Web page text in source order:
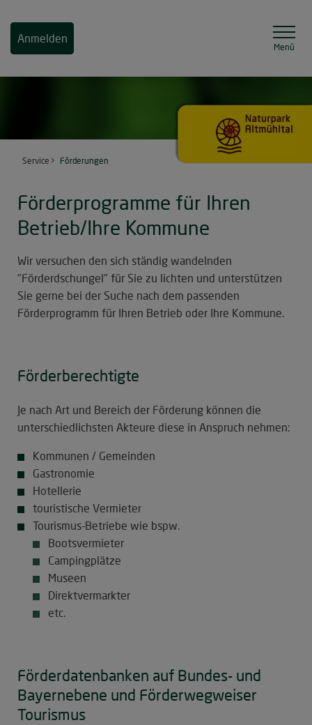
Anmelden
Menü
Service Förderungen
Förderprogramme für Ihren
Betrieb/Ihre Kommune
Wir versuchen den sich ständig wandelnden
"Förderdschungel" für Sie zu lichten und unterstützen
Sie gerne bei der Suche nach dem passenden
Förderprogramm für Ihren Betrieb oder Ihre Kommune.
Förderberechtigte
Je nach Art und Bereich der Förderung können die
unterschiedlichsten Akteure diese in Anspruch nehmen:
Kommunen / Gemeinden
Gastronomie
Hotellerie
touristische Vermieter
Tourismus-Betriebe wie bspw.
Bootsvermieter
Campingplätze
Museen
Direktvermarkter
etc.
Förderdatenbanken auf Bundes- und
Bayernebene und Förderwegweiser
Tourismus